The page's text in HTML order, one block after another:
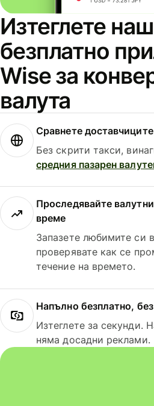
Изтеглете
безплатно
Wise за
валута
Сравнете
Без скрити такси,
средния пазарен
Проследявайте
време
Запазете любимите си
проверявате как се
течение на времето.
Напълно безплатно,
Изтеглете за секунди.
няма досадни реклами.